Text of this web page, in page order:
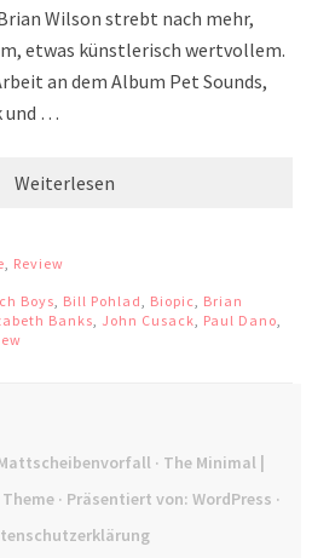
Wilson strebt nach mehr,
etwas künstlerisch wertvollem.
an dem Album Pet Sounds,
und …
Weiterlesen
Review
Boys Bill Pohlad Biopic
Brian
Banks John Cusack Paul Dano
· The Minimal |
· Präsentiert von: WordPress ·